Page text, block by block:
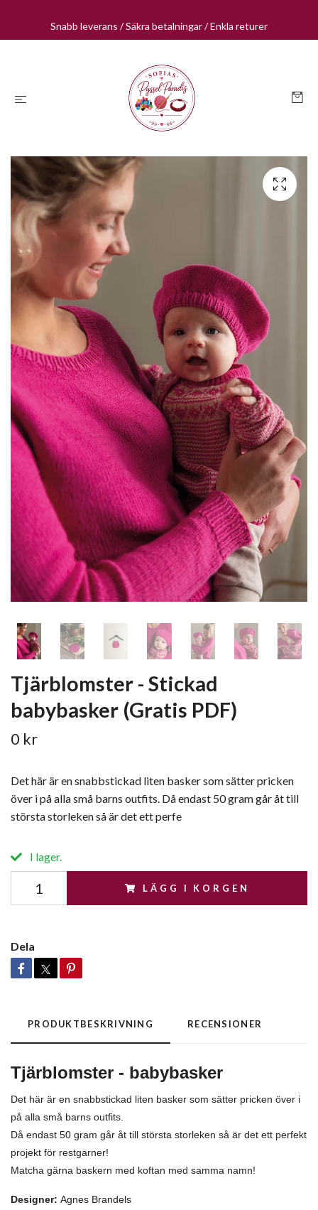
Snabb leverans / Säkra betalningar / Enkla returer
Tjärblomster - Stickad
babybasker (Gratis PDF)
0 kr
Det här är en snabbstickad liten basker som sätter pricken
över i på alla små barns outfits. Då endast 50 gram går åt till
största storleken så är det ett perfe
I lager.
LÄGG I KORGEN
Dela
PRODUKTBESKRIVNING RECENSIONER
Tjärblomster - babybasker
Det här är en snabbstickad liten basker som sätter pricken över i
på alla små barns outfits.
Då endast 50 gram går åt till största storleken så är det ett perfekt
projekt för restgarner!
Matcha gärna baskern med koftan med samma namn!
Designer: Agnes Brandels